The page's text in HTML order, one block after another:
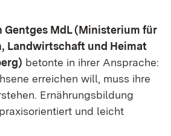
Gentges MdL (Ministerium für
Landwirtschaft und Heimat
betonte in ihrer Ansprache:
erreichen will, muss ihre
Ernährungsbildung
und leicht